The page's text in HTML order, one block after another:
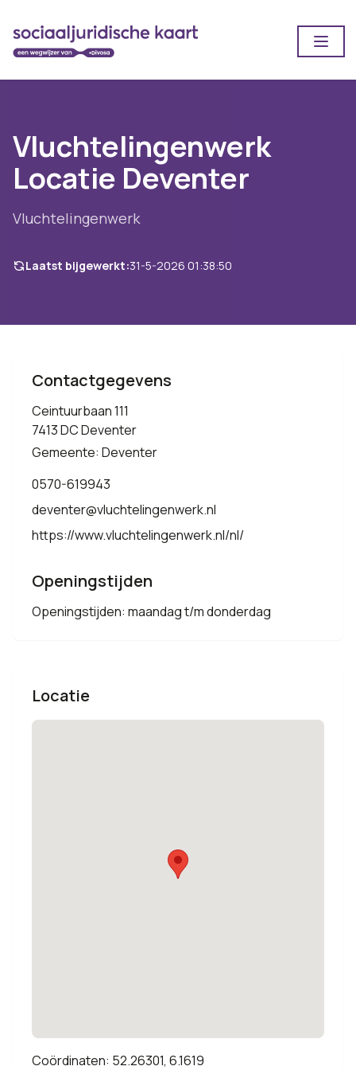
Vluchtelingenwerk
Locatie Deventer
Vluchtelingenwerk
Laatst bijgewerkt:31-5-2026 01:38:50
Contactgegevens
Ceintuurbaan 111
7413 DC Deventer
Gemeente: Deventer
0570-619943
deventer@vluchtelingenwerk.nl
https://www.vluchtelingenwerk.nl/nl/
Openingstijden
Openingstijden: maandag t/m donderdag
Locatie
Coördinaten: 52.26301, 6.1619